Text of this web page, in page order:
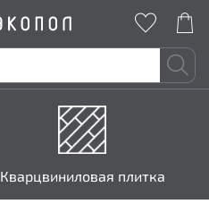
Кварцвиниловая плитка